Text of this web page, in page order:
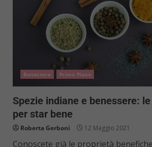
Benessere Primo Piano
Spezie indiane e benessere:
per star bene
Roberta Gerboni 12 Maggio 2021
Conoscete già le proprietà